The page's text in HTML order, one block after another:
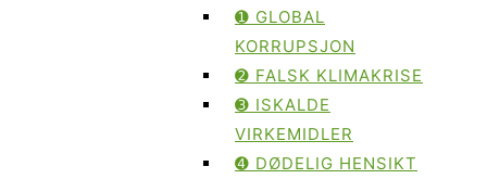
➊ GLOBAL
KORRUPSJON
➋ FALSK KLIMAKRISE
➌ ISKALDE
VIRKEMIDLER
➍ DØDELIG HENSIKT